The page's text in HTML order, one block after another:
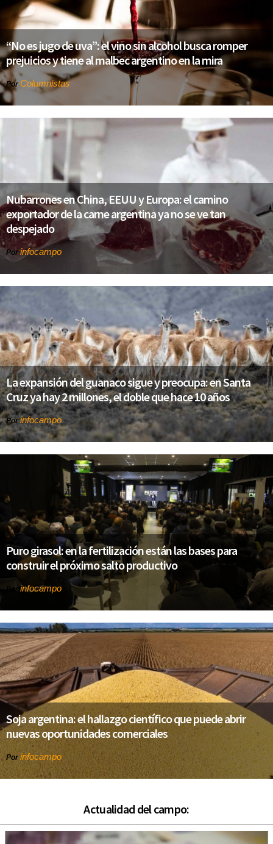
“No es jugo de uva”: el vino sin alcohol busca romper
prejuicios y tiene al malbec argentino en la mira
Por Columnistas
Nubarrones en China, EEUU y Europa: el camino
exportador de la carne argentina ya no se ve tan
despejado
Por infocampo
La expansión del guanaco sigue y preocupa: en Santa
Cruz ya hay 2 millones, el doble que hace 10 años
Porinfocampo
Puro girasol: en la fertilización están las bases para
construir el próximo salto productivo
Por infocampo
Soja argentina: el hallazgo científico que puede abrir
nuevas oportunidades comerciales
Porinfocampo
Actualidad del campo: